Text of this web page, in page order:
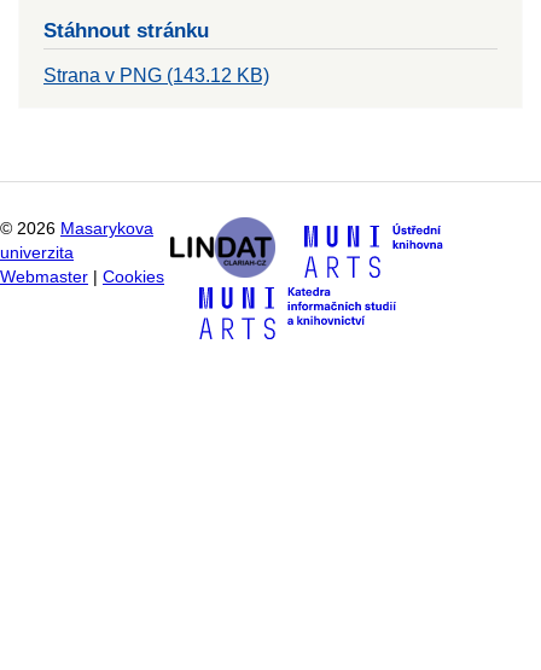
Stáhnout stránku
Strana v PNG (143.12 KB)
© 2026 Masarykova
univerzita
Webmaster
Cookies